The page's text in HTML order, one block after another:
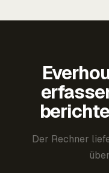
Der Rechner